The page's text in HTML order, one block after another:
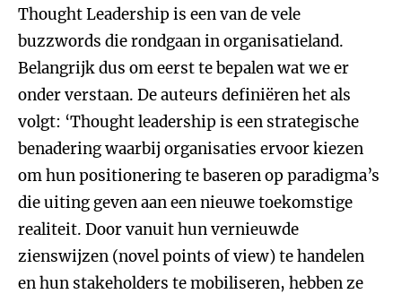
Thought Leadership is een van de vele
buzzwords die rondgaan in organisatieland.
Belangrijk dus om eerst te bepalen wat we er
onder verstaan. De auteurs definiëren het als
volgt: ‘Thought leadership is een strategische
benadering waarbij organisaties ervoor kiezen
om hun positionering te baseren op paradigma’s
die uiting geven aan een nieuwe toekomstige
realiteit. Door vanuit hun vernieuwde
zienswijzen (novel points of view) te handelen
en hun stakeholders te mobiliseren, hebben ze